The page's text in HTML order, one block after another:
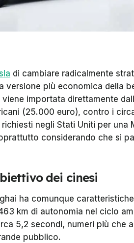
di cambiare radicalmente
versione più economica della
viene importata direttamente
(25.000 euro), contro i
negli Stati Uniti per una
considerando che si
dei cinesi
ha comunque
km di autonomia nel ciclo
5,2 secondi, numeri più che
pubblico.